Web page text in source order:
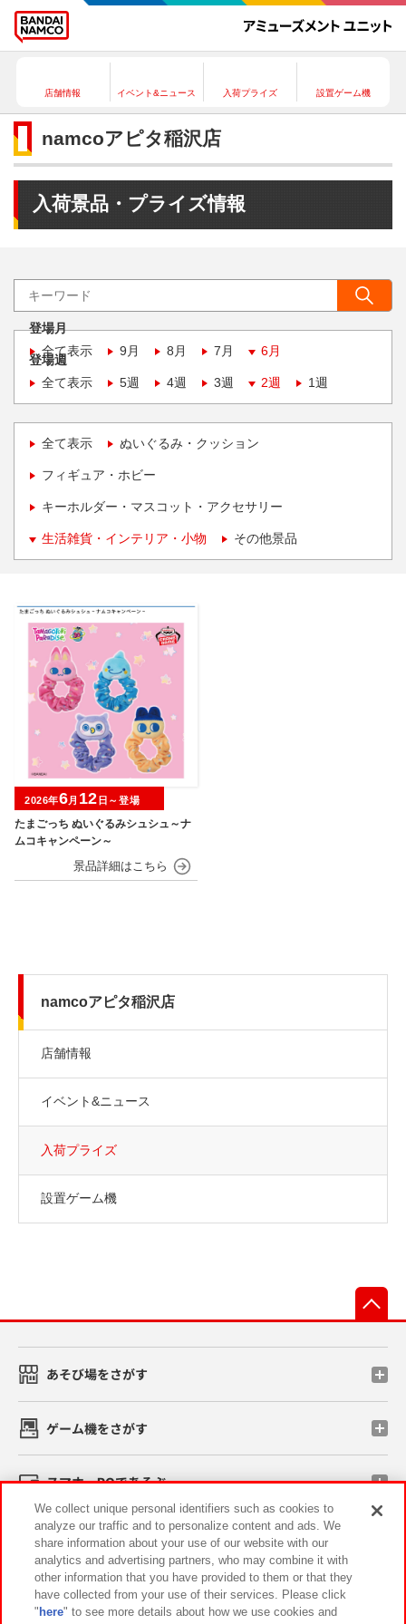
店舗情報 イベント&ニュース 入荷プライズ 設置ゲーム機
namcoアピタ稲沢店
入荷景品・プライズ情報
登場月
全て表示
9月 8月 7月 6月
登場週
全て表示
5週 4週 3週 2週 1週
全て表示 ぬいぐるみ・クッション
フィギュア・ホビー
キーホルダー・マスコット・アクセサリー
生活雑貨・インテリア・小物 その他景品
たまごっち ぬいぐるみシュシュ～ナ
ムコキャンペーン～
2026年6月 12 日～登場
namcoアピタ稲沢店
店舗情報
イベント&ニュース
入荷プライズ
設置ゲーム機
あそび場をさがす
ゲーム機をさがす
スマホ・PCであそぶ
イベント・キャンペーン
We collect unique personal identifiers such as cookies to
analyze our traffic and to personalize content and ads. We
share information about your use of our website with our
analytics and advertising partners, who may combine it with
other information that you have provided to them or that they
have collected from your use of their services. Please click
" here" to see more details about how we use cookies and